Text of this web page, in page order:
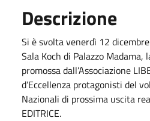
Descrizione
Si è svolta venerdì 12
Sala Koch di Palazzo
promossa dall’Associazione
d’Eccellenza protagonisti del
Nazionali di prossima uscita
EDITRICE.